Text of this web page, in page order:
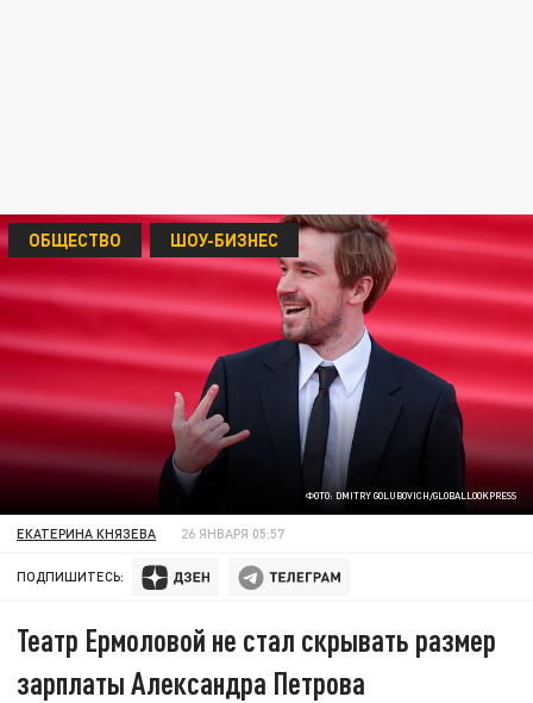
ФОТО: DMITRY GOLUBOVICH/GLOBALLOOKPRESS
ОБЩЕСТВО ШОУ-БИЗНЕС
ЕКАТЕРИНА КНЯЗЕВА 26 ЯНВАРЯ 05:57
ПОДПИШИТЕСЬ:
Театр Ермоловой не стал скрывать размер
зарплаты Александра Петрова